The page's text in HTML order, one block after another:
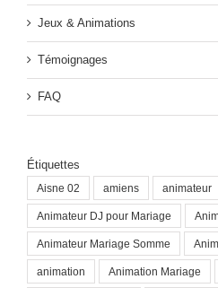
Jeux & Animations
Témoignages
FAQ
Étiquettes
Aisne 02 amiens animateur
Animateur DJ pour Mariage
Animateur Mariage Somme
animation Animation Mariage